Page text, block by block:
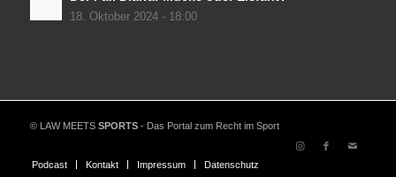
18. Oktober 2024 - 18:00
© LAW MEETS SPORTS- Das Portal zum Recht im Sport
Podcast Kontakt Impressum Datenschutz